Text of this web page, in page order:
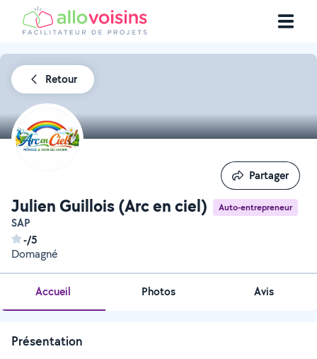
Retour
Julien Guillois (Arc en ciel) Auto-entrepreneur
SAP
-/5
Domagné
Partager
Partager
Accueil Photos Avis
Présentation